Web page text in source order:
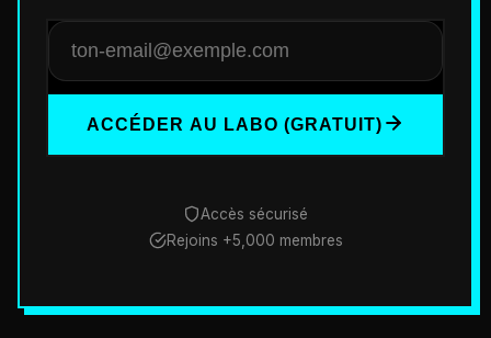
ACCÉDER AU LABO (GRATUIT)
Accès sécurisé
Rejoins +5,000 membres